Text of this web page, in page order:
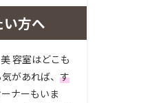
方へ
容室はどこも
があれば、 す
ナーもいま